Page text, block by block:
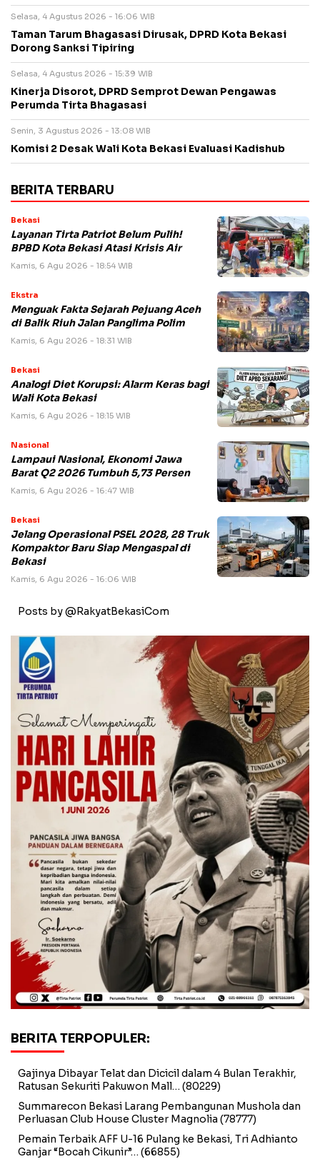
Selasa, 4 Agustus 2026 - 16:06 WIB
Taman Tarum Bhagasasi Dirusak, DPRD Kota Bekasi
Dorong Sanksi Tipiring
Selasa, 4 Agustus 2026 - 15:39 WIB
Kinerja Disorot, DPRD Semprot Dewan Pengawas
Perumda Tirta Bhagasasi
Senin, 3 Agustus 2026 - 13:08 WIB
Komisi 2 Desak Wali Kota Bekasi Evaluasi Kadishub
BERITA TERBARU
Bekasi
Layanan Tirta Patriot Belum Pulih!
BPBD Kota Bekasi Atasi Krisis Air
Kamis, 6 Agu 2026 - 18:54 WIB
Ekstra
Menguak Fakta Sejarah Pejuang Aceh
di Balik Riuh Jalan Panglima Polim
Kamis, 6 Agu 2026 - 18:31 WIB
Bekasi
Analogi Diet Korupsi: Alarm Keras bagi
Wali Kota Bekasi
Kamis, 6 Agu 2026 - 18:15 WIB
Nasional
Lampaui Nasional, Ekonomi Jawa
Barat Q2 2026 Tumbuh 5,73 Persen
Kamis, 6 Agu 2026 - 16:47 WIB
Bekasi
Jelang Operasional PSEL 2028, 28 Truk
Kompaktor Baru Siap Mengaspal di
Bekasi
Kamis, 6 Agu 2026 - 16:06 WIB
Posts by @RakyatBekasiCom
BERITA TERPOPULER:
Gajinya Dibayar Telat dan Dicicil dalam 4 Bulan Terakhir,
Ratusan Sekuriti Pakuwon Mall… (80229)
Summarecon Bekasi Larang Pembangunan Mushola dan
Perluasan Club House Cluster Magnolia (78777)
Pemain Terbaik AFF U-16 Pulang ke Bekasi, Tri Adhianto
Ganjar “Bocah Cikunir”… (66855)